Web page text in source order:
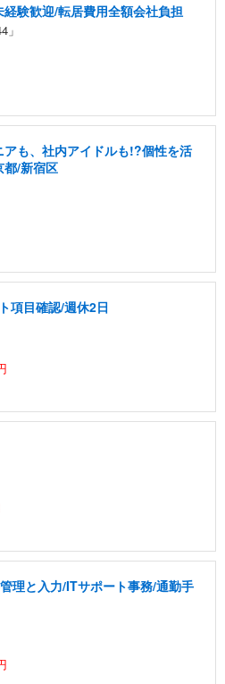
験歓迎/転居費用全額会社負担
も、社内アイドルも!?個性を活
都/新宿区
項目確認/週休2日
理と入力/ITサポート事務/通勤手